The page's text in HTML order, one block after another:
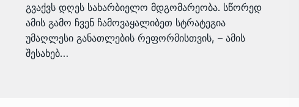
გვაქვს დღეს სახარბიელო მდგომარეობა. სწორედ
ამის გამო ჩვენ ჩამოვაყალიბეთ სტრატეგია
უმაღლესი განათლების რეფორმისთვის, – ამის
შესახებ…